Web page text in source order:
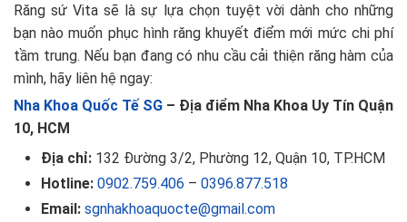
Răng sứ Vita sẽ là sự lựa chọn tuyệt vời dành cho những
bạn nào muốn phục hình răng khuyết điểm mới mức chi phí
tầm trung. Nếu bạn đang có nhu cầu cải thiện răng hàm của
mình, hãy liên hệ ngay:
Nha Khoa Quốc Tế SG – Địa điểm Nha Khoa Uy Tín Quận
10, HCM
Địa chỉ: 132 Đường 3/2, Phường 12, Quận 10, TP.HCM
Hotline: 0902.759.406 – 0396.877.518
Email: sgnhakhoaquocte@gmail.com